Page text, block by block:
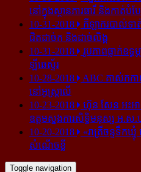
នៅ​ក្នុង​ស្ថាន​ភារធារី និង​កាត់​បំ
10-31-2018
កីឡាករ​បាល់ទា
ជិត​ដាច់ក និង​ដាច់​លិង្គ
10-31-2018
រូបភាព​ធ្លាក់​ឧទ្
ឡីឆេស្ទ័រ
10-28-2018
ABC គាស់​កក
នៅ​អូស្ត្រាលី
10-23-2018
ហ៊ុន សែន អះអ
ឧត្តម​ស្នងការ​សិទ្ធិ​មនុស្ស អ.ស.
10-20-2018
«រាត្រីចន្ទទឹក
សំណើចខ្លី
Toggle navigation